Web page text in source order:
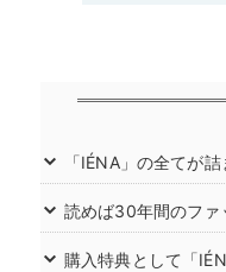
「IÉNA」の全てが
読めば30年間のファ
購入特典として「